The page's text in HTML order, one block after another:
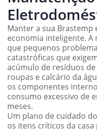
Manter a sua Brastemp
economia inteligente.
que pequenos
catastróficas que
acúmulo de resíduos
roupas e calcário da
os componentes
consumo excessivo de
meses.
Um plano de cuidado
os itens críticos da